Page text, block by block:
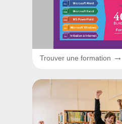
Trouver une formation →